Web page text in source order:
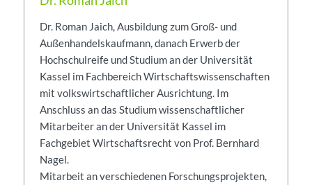
Dr. Roman Jaich, Ausbildung zum Groß- und
Außenhandelskaufmann, danach Erwerb der
Hochschulreife und Studium an der Universität
Kassel im Fachbereich Wirtschaftswissenschaften
mit volkswirtschaftlicher Ausrichtung. Im
Anschluss an das Studium wissenschaftlicher
Mitarbeiter an der Universität Kassel im
Fachgebiet Wirtschaftsrecht von Prof. Bernhard
Nagel.
Mitarbeit an verschiedenen Forschungsprojekten,